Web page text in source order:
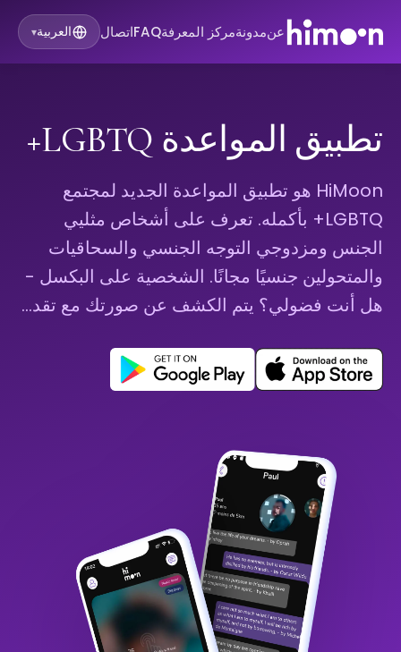
عنمدونةمركز المعرفةFAQاتصال العربية▾
تطبيق المواعدة LGBTQ+
HiMoon هو تطبيق المواعدة الجديد لمجتمع
LGBTQ+ بأكمله. تعرف على أشخاص مثليي
الجنس ومزدوجي التوجه الجنسي والسحاقيات
والمتحولين جنسيًا مجانًا. الشخصية على البكسل -
هل أنت فضولي؟ يتم الكشف عن صورتك مع تقد…